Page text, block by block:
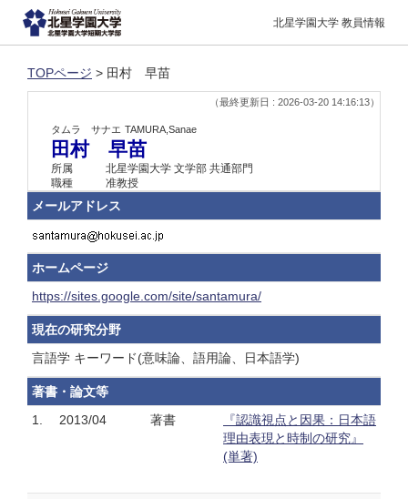
北星学園大学 教員情報
TOPページ > 田村 早苗
（最終更新日 : 2026-03-20 14:16:13）
タムラ サナエ TAMURA,Sanae
田村 早苗
所属
北星学園大学 文学部 共通部門
職種
准教授
メールアドレス
ホームページ
https://sites.google.com/site/santamura/
現在の研究分野
言語学 キーワード(意味論、語用論、日本語学)
著書・論文等
1.
2013/04 著書
『認識視点と因果：日本語
理由表現と時制の研究』
(単著)